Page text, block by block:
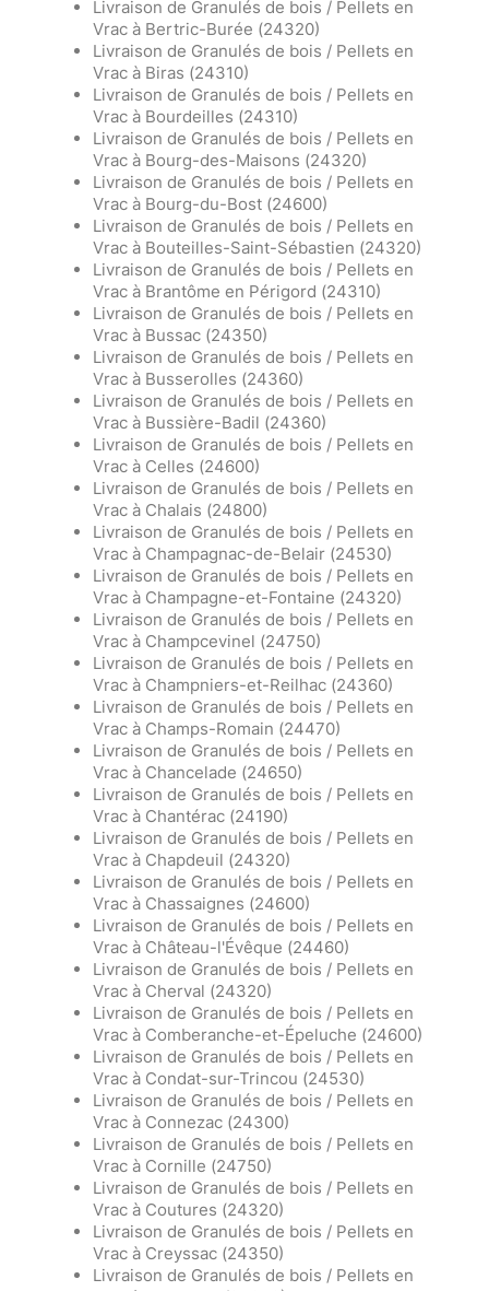
Livraison de Granulés de bois / Pellets en
Vrac à Bertric-Burée (24320)
Livraison de Granulés de bois / Pellets en
Vrac à Biras (24310)
Livraison de Granulés de bois / Pellets en
Vrac à Bourdeilles (24310)
Livraison de Granulés de bois / Pellets en
Vrac à Bourg-des-Maisons (24320)
Livraison de Granulés de bois / Pellets en
Vrac à Bourg-du-Bost (24600)
Livraison de Granulés de bois / Pellets en
Vrac à Bouteilles-Saint-Sébastien (24320)
Livraison de Granulés de bois / Pellets en
Vrac à Brantôme en Périgord (24310)
Livraison de Granulés de bois / Pellets en
Vrac à Bussac (24350)
Livraison de Granulés de bois / Pellets en
Vrac à Busserolles (24360)
Livraison de Granulés de bois / Pellets en
Vrac à Bussière-Badil (24360)
Livraison de Granulés de bois / Pellets en
Vrac à Celles (24600)
Livraison de Granulés de bois / Pellets en
Vrac à Chalais (24800)
Livraison de Granulés de bois / Pellets en
Vrac à Champagnac-de-Belair (24530)
Livraison de Granulés de bois / Pellets en
Vrac à Champagne-et-Fontaine (24320)
Livraison de Granulés de bois / Pellets en
Vrac à Champcevinel (24750)
Livraison de Granulés de bois / Pellets en
Vrac à Champniers-et-Reilhac (24360)
Livraison de Granulés de bois / Pellets en
Vrac à Champs-Romain (24470)
Livraison de Granulés de bois / Pellets en
Vrac à Chancelade (24650)
Livraison de Granulés de bois / Pellets en
Vrac à Chantérac (24190)
Livraison de Granulés de bois / Pellets en
Vrac à Chapdeuil (24320)
Livraison de Granulés de bois / Pellets en
Vrac à Chassaignes (24600)
Livraison de Granulés de bois / Pellets en
Vrac à Château-l'Évêque (24460)
Livraison de Granulés de bois / Pellets en
Vrac à Cherval (24320)
Livraison de Granulés de bois / Pellets en
Vrac à Comberanche-et-Épeluche (24600)
Livraison de Granulés de bois / Pellets en
Vrac à Condat-sur-Trincou (24530)
Livraison de Granulés de bois / Pellets en
Vrac à Connezac (24300)
Livraison de Granulés de bois / Pellets en
Vrac à Cornille (24750)
Livraison de Granulés de bois / Pellets en
Vrac à Coutures (24320)
Livraison de Granulés de bois / Pellets en
Vrac à Creyssac (24350)
Livraison de Granulés de bois / Pellets en